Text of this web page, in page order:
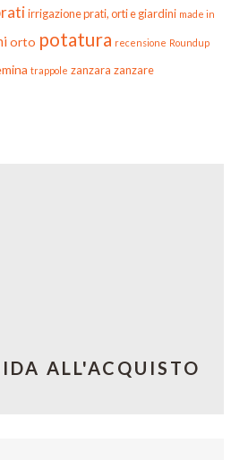
irrigazione prati, orti e giardini made in
orto potatura recensione Roundup
trappole zanzara zanzare
ALL'ACQUISTO